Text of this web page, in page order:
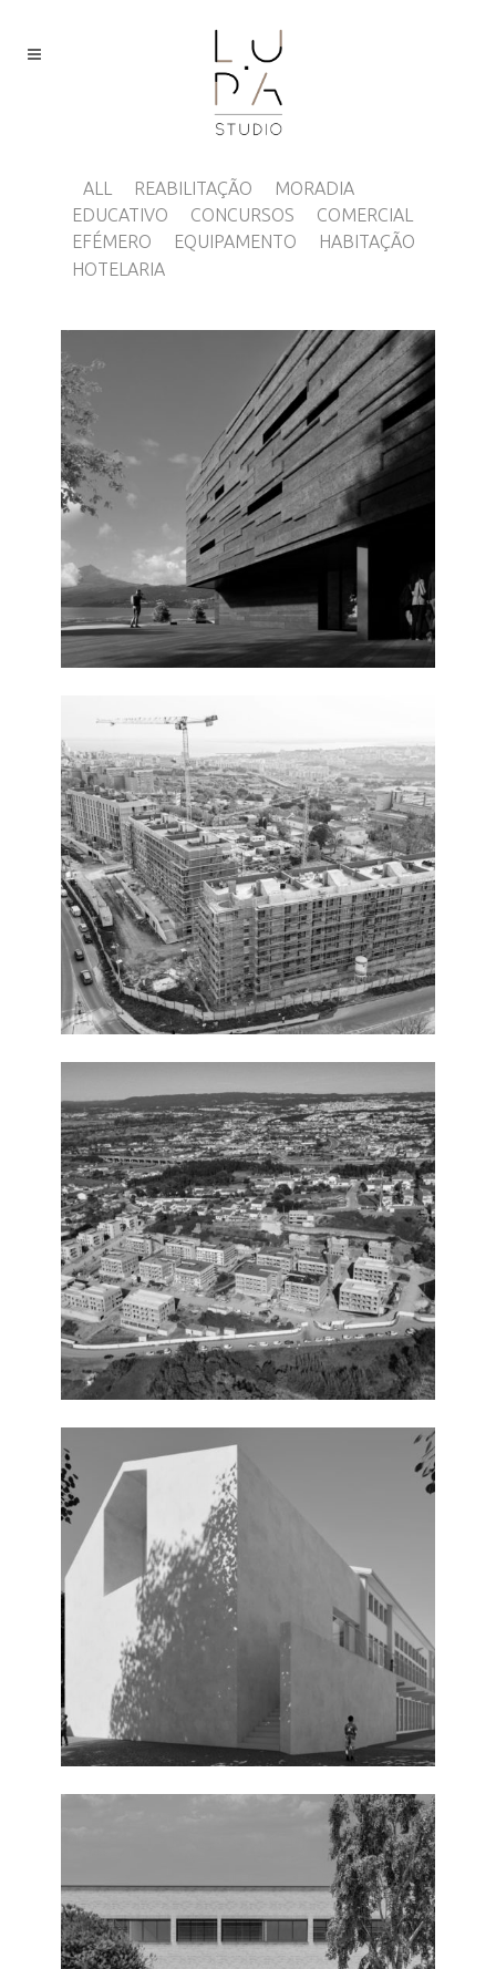
ALL REABILITAÇÃO
MORADIA
EDUCATIVO
CONCURSOS
COMERCIAL
EFÉMERO
EQUIPAMENTO
HABITAÇÃO
HOTELARIA